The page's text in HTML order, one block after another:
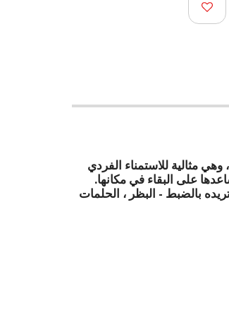
مثالية للاستمناء الفردي
على البقاء في مكانها.
بالضبط - البظر ، الحلمات